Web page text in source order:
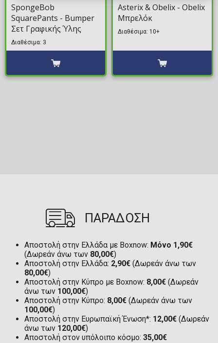
SpongeBob
SquarePants - Bumper
Σετ Γραφικής Ύλης
Διαθέσιμα: 3
Asterix & Obelix - Obelix
Μπρελόκ
Διαθέσιμα: 10+
ΠΑΡΑΔΟΣΗ
Αποστολή στην Ελλάδα με Boxnow: Μόνο 1,90€
(Δωρεάν άνω των 80,00€)
Αποστολή στην Ελλάδα: 2,90€ (Δωρεάν άνω των
80,00€)
Αποστολή στην Κύπρο με Boxnow: 8,00€ (Δωρεάν
άνω των 100,00€)
Αποστολή στην Κύπρο: 8,00€ (Δωρεάν άνω των
100,00€)
Αποστολή στην Ευρωπαϊκή Ένωση*: 12,00€ (Δωρεάν
άνω των 120,00€)
Αποστολή στον υπόλοιπο κόσμο: 35,00€